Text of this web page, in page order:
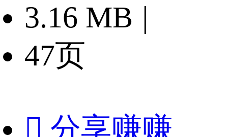
3.16 MB |
47页
 分享赚赚